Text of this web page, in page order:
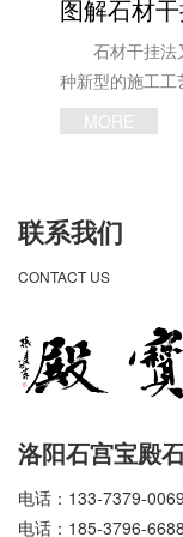
什么都晚了！ 价格战，***可怕的是什么？ 价格战***可怕
的是：白忙一
产品，毁了市场
家！ 当生意难
会工作安排，下
委员会、材料
等，同时将从法
作共赢。 （合
污染，也带来了
康。究其原因
接剂和添加剂
在装修过程中
米和动物骨皮分
期研究和试用，
究了价格便宜
装墙壁。当然，
内装外装的选择。 石材作为无添加产品的
无添加。日本、
然石材，天然石
图解石材
石材干挂法
种新型的施工工
吊挂于墙面或空
理是在主体结构
落等现象，明
色等现象，有
定程度上改善
也有助于加快
架 2、干挂石
架 5、干挂
干挂石材——节
材背面 8、干
挂石材——石材
MORE
联系我们
CONTACT US
洛阳石宫宝殿
电话：133-7379-0069
电话：185-3796-6688